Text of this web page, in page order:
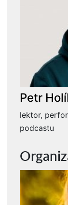
Petr
lektor,
podcastu